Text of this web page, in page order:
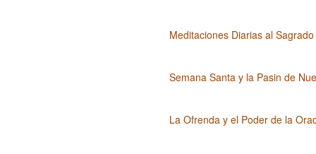
Meditaciones Diarias al
Semana Santa y la Pasin de
La Ofrenda y el Poder de la